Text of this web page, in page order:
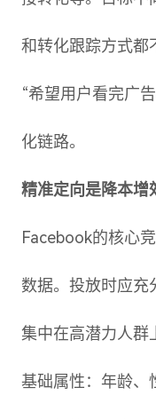
和转化跟踪方式都
“希望用户看完广
化链路。
精准定向是降本增
Facebook的核心
数据。投放时应充
集中在高潜力人群
基础属性：年龄、